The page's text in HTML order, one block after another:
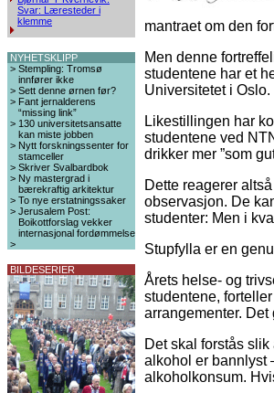
Svar: Læresteder i
klemme
NYHETSKLIPP
> Stempling: Tromsø
innfører ikke
> Sett denne ørnen før?
> Fant jernalderens
“missing link”
> 130 universitetsansatte
kan miste jobben
> Nytt forskningssenter for
stamceller
> Skriver Svalbardbok
> Ny mastergrad i
bærekraftig arkitektur
> To nye erstatningssaker
> Jerusalem Post:
Boikottforslag vekker
internasjonal fordømmelse
>
BILDESERIER
mantraet om den
Men denne
studentene har et
Universitetet i Oslo.
Likestillingen har
studentene ved
drikker mer ”som
Dette reagerer
observasjon. De
studenter: Men i
Stupfylla er en
Årets helse- og
studentene,
arrangementer.
Det skal forstås
alkohol er bannlyst
alkoholkonsum.